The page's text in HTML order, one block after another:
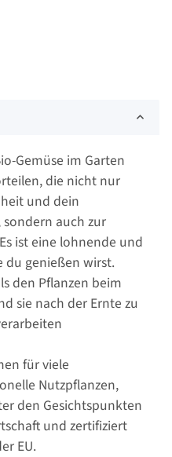
Gemüse im Garten
die nicht nur
und dein
auch zur
ist eine lohnende und
du genießen wirst.
den Pflanzen beim
sie nach der Ernte zu
für viele
Nutzpflanzen,
den Gesichtspunkten
und zertifiziert
EU.